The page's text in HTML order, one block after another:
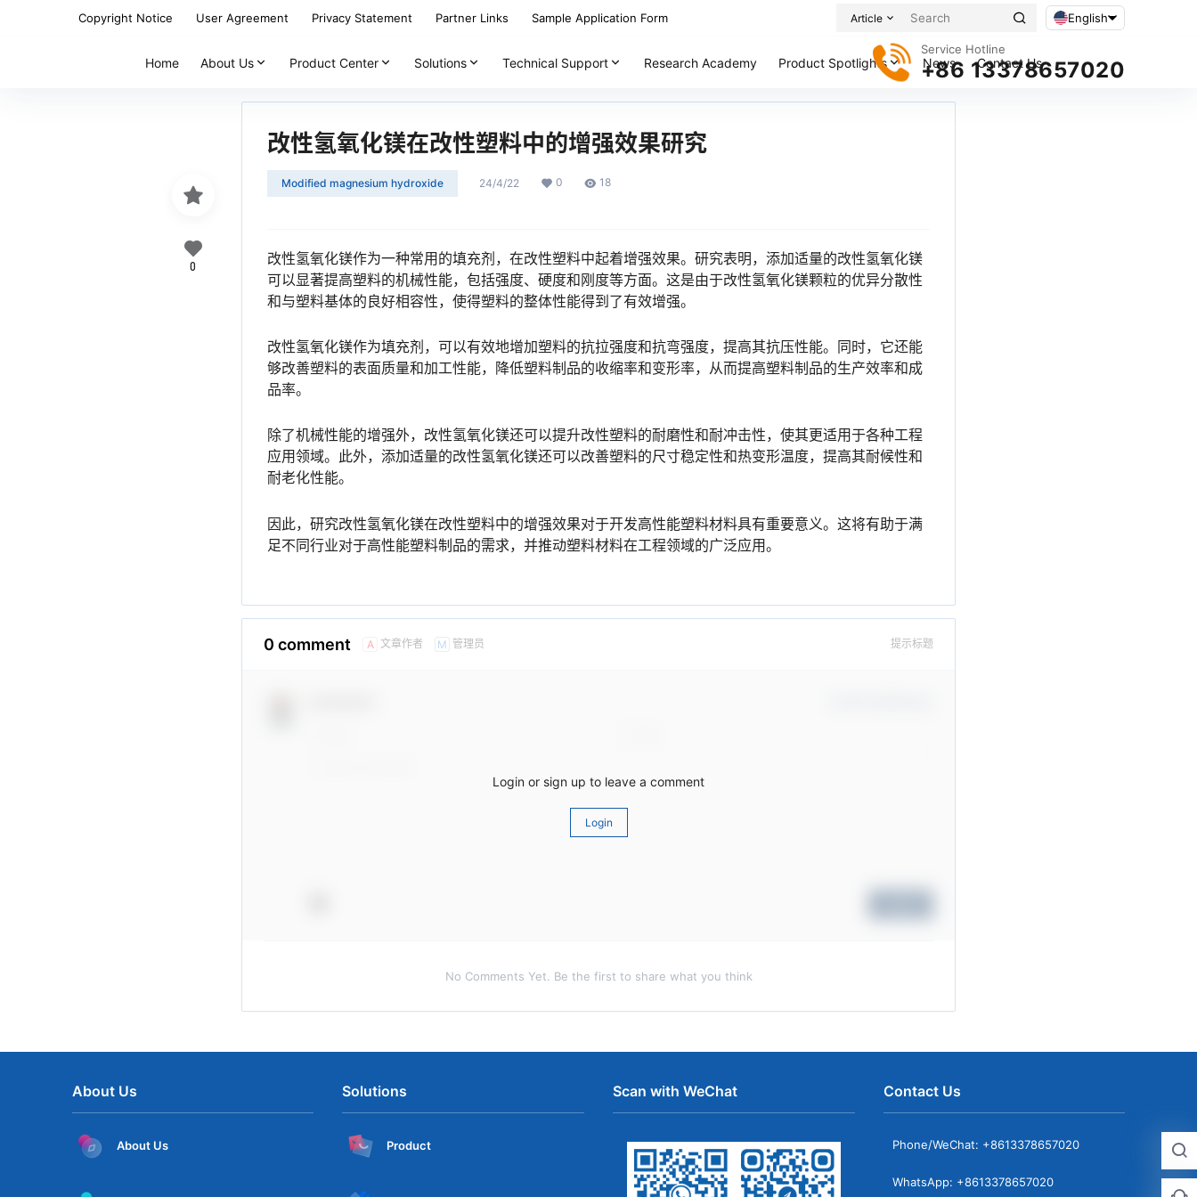
Copyright Notice User Agreement Privacy Statement Partner Links Sample Application Form Article English
Service Hotline
+86 13378657020
Home About Us Product Center Solutions Technical Support Research Academy Product Spotlights News Contact Us
改性氢氧化镁在改性塑料中的增强效果研究
Modified magnesium hydroxide 24/4/22 0 18
改性氢氧化镁作为一种常用的填充剂，在改性塑料中起着增强效果。研究表明，添加适量的改性氢氧化镁
可以显著提高塑料的机械性能，包括强度、硬度和刚度等方面。这是由于改性氢氧化镁颗粒的优异分散性
和与塑料基体的良好相容性，使得塑料的整体性能得到了有效增强。
改性氢氧化镁作为填充剂，可以有效地增加塑料的抗拉强度和抗弯强度，提高其抗压性能。同时，它还能
够改善塑料的表面质量和加工性能，降低塑料制品的收缩率和变形率，从而提高塑料制品的生产效率和成
品率。
除了机械性能的增强外，改性氢氧化镁还可以提升改性塑料的耐磨性和耐冲击性，使其更适用于各种工程
应用领域。此外，添加适量的改性氢氧化镁还可以改善塑料的尺寸稳定性和热变形温度，提高其耐候性和
耐老化性能。
因此，研究改性氢氧化镁在改性塑料中的增强效果对于开发高性能塑料材料具有重要意义。这将有助于满
足不同行业对于高性能塑料制品的需求，并推动塑料材料在工程领域的广泛应用。
0
0 comment A 文章作者 M 管理员 提示标题
Login or sign up to leave a comment
Login
No Comments Yet. Be the first to share what you think
About Us
About Us
Solutions
Product
Scan with WeChat Contact Us
Phone/WeChat: +8613378657020
WhatsApp: +8613378657020